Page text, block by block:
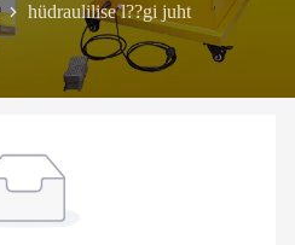
hüdraulilise l??gi juht